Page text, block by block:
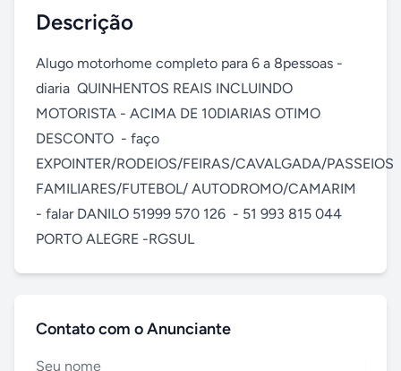
Descrição
Alugo motorhome completo para 6 a 8pessoas -
diaria  QUINHENTOS REAIS INCLUINDO
MOTORISTA - ACIMA DE 10DIARIAS OTIMO
DESCONTO  - faço
EXPOINTER/RODEIOS/FEIRAS/CAVALGADA/PASSEIOS
FAMILIARES/FUTEBOL/ AUTODROMO/CAMARIM
- falar DANILO 51999 570 126  - 51 993 815 044
PORTO ALEGRE -RGSUL
Contato com o Anunciante